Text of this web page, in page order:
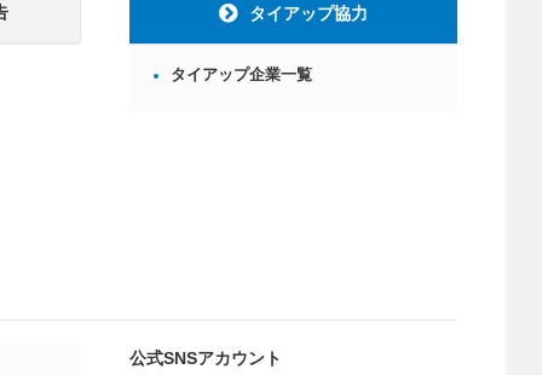
タイアップ協力
タイアップ企業一覧
公式SNSアカウント